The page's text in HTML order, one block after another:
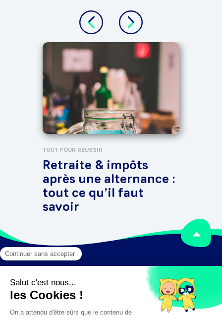
TOUT POUR RÉUSSIR
Retraite & impôts
après une alternance :
tout ce qu’il faut
savoir
Mentions légales